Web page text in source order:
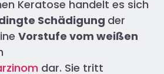
Keratose handelt es sich
Schädigung der
Vorstufe vom weißen
dar. Sie tritt